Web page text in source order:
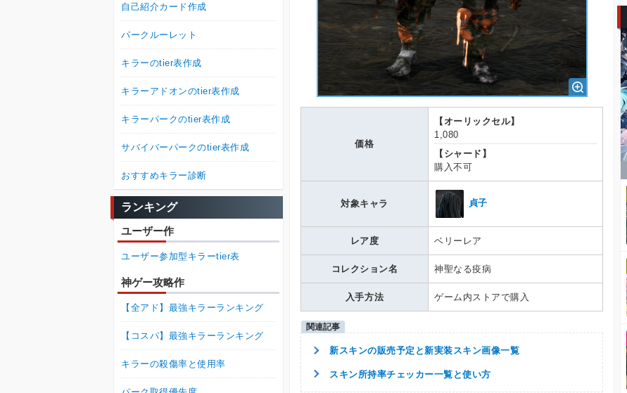
価格
【オーリックセル】
1,080
【シャード】
購入不可
対象キャラ 貞子
レア度 ベリーレア
コレクション名 神聖なる疫病
入手方法 ゲーム内ストアで購入
新スキンの販売予定と新実装スキン画像一覧
スキン所持率チェッカー一覧と使い方
自己紹介カード作成
パークルーレット
キラーのtier表作成
キラーアドオンのtier表作成
キラーパークのtier表作成
サバイバーパークのtier表作成
おすすめキラー診断
ランキング
ユーザー作
ユーザー参加型キラーtier表
神ゲー攻略作
【全アド】最強キラーランキング
【コスパ】最強キラーランキング
キラーの殺傷率と使用率